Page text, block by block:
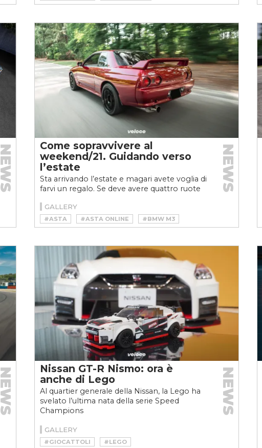
#SKYLINE GT-R
NEWS
Come sopravvivere al
weekend/21. Guidando verso
l’estate
Sta arrivando l’estate e magari avete voglia di
farvi un regalo. Se deve avere quattro ruote
voi,...
NEWS
GALLERY
#ASTA #ASTA ONLINE
#BMW M3
#BMW M3 E30
#FORD MUSTANG
#HUMMER
#HUMVEE
#MUSTANG 50TH ANNIVERSARY
#NISSAN GT-R
#R32 NISSAN GT-R
#RM SOTHEBY’S
NEWS
Nissan GT-R Nismo: ora è
anche di Lego
Al quartier generale della Nissan, la Lego ha
svelato l’ultima nata della serie Speed
Champions
NEWS
GALLERY
#GIOCATTOLI
#LEGO